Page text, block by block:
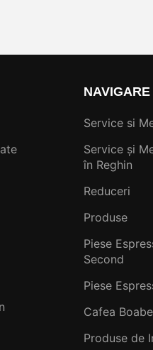
NAVIGARE
Service si
Service și
în Reghin
Reduceri
Produse
Piese
Second
Piese
Cafea Boabe
Produse de